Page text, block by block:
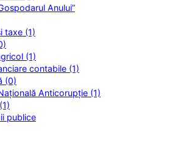
Anului”
taxe (1)
(1)
contabile (1)
(0)
Anticorupție (1)
publice